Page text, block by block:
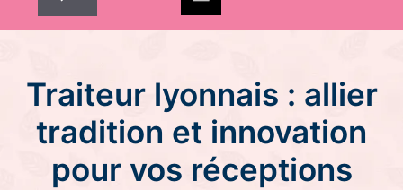
Traiteur lyonnais : allier
tradition et innovation
pour vos réceptions